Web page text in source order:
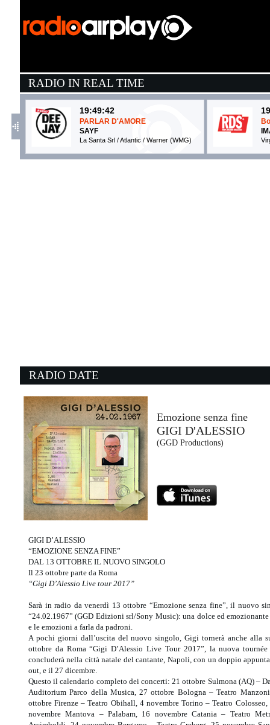
RADIO IN REAL TIME
19:49:42
PARLAR D'AMORE
SAYF
La Santa Srl / Atlantic / Warner (WMG)
19:40:53
LIAM GALLAGHER
Warner Music (WMG)
19:40:23
Beautiful
ANYMA WITH JOJI
EMI (UMG)
RADIO DATE
Emozione senza fine
GIGI D'ALESSIO
(GGD Productions)
GIGI D’ALESSIO
“EMOZIONE SENZA FINE”
DAL 13 OTTOBRE IL NUOVO SINGOLO
Il 23 ottobre parte da Roma
“Gigi D’Alessio Live tour 2017”
Sarà in radio da venerdì 13 ottobre “Emozione senza fine”, il nuovo
“24.02.1967” (GGD Edizioni srl/Sony Music): una dolce ed
e le emozioni a farla da padroni.
A pochi giorni dall’uscita del nuovo singolo, Gigi tornerà anche alla
ottobre da Roma “Gigi D’Alessio Live Tour 2017”, la nuova
concluderà nella città natale del cantante, Napoli, con un doppio
out, e il 27 dicembre.
Questo il calendario completo dei concerti: 21 ottobre Sulmona (AQ) –
Auditorium Parco della Musica, 27 ottobre Bologna – Teatro
ottobre Firenze – Teatro Obihall, 4 novembre Torino – Teatro
novembre Mantova – Palabam, 16 novembre Catania – Teatro